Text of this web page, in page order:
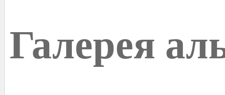
Галерея